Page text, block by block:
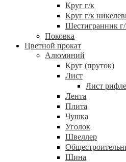
Круг г/к
Круг г/к
Шестигранник
Поковка
Цветной прокат
Алюминий
Круг (пруток)
Лист
Лист
Лента
Плита
Чушка
Уголок
Швеллер
Шина